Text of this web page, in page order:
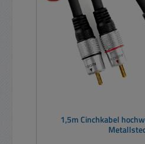
1,5m Cinchkabel